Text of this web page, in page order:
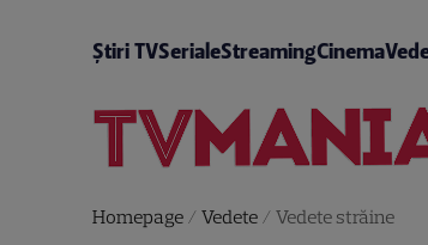
Știri TVSerialeStreamingCinema
Homepage/ Vedete/ Vedete străine